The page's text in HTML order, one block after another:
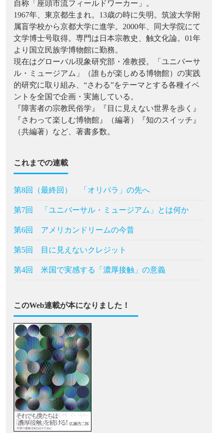
自称「座頭市流フィールドワーカー」。
1967年、東京都生まれ。13歳の時に失明。筑波大学附
属盲学校から京都大学に進学。2000年、同大学院にて
文学博士号取得。専門は日本宗教史、触文化論。01年
より国立民族学博物館に勤務。
現在はグローバル現象研究部・准教授。「ユニバーサ
ル・ミュージアム」（誰もが楽しめる博物館）の実践
的研究に取り組み、“さわる”をテーマとする各種イベ
ントを全国で企画・実施している。
『障害者の宗教民俗学』『目に見えない世界を歩く』
『さわって楽しむ博物館』（編著）『知のスイッチ』
（共編著）など、著書多数。
これまでの連載
第8回（最終回） 「オリパラ」の先へ
第7回 「ユニバーサル・ミュージアム」とは何か
第6回 アメリカンドリームの今昔
第5回 目に見えないクレジット
第4回 米国で実感する「濃厚接触」の意義
このWeb連載が本になりました！